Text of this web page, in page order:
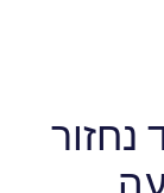
נחזור